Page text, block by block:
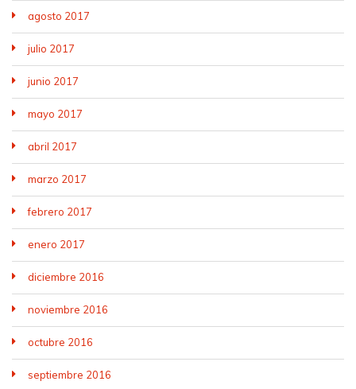
agosto 2017
julio 2017
junio 2017
mayo 2017
abril 2017
marzo 2017
febrero 2017
enero 2017
diciembre 2016
noviembre 2016
octubre 2016
septiembre 2016